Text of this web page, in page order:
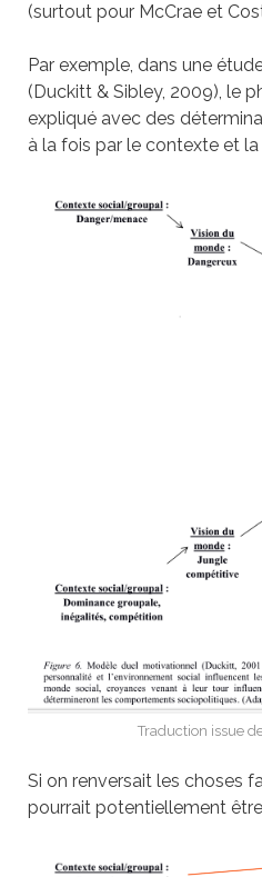
(surtout pour McCrae et
Par exemple, dans une
(Duckitt & Sibley, 2009), le
expliqué avec des
à la fois par le contexte et
Traduction issue
Si on renversait les choses
pourrait potentiellement